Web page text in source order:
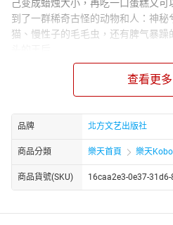
己变成蜡烛大小，再吃一口蛋糕又
到了一群稀奇古怪的动物和人：神
猫、慢性子的毛毛虫，还有脾气暴躁
《彼得·潘》彼得·潘是个永远长不大
着仙子、美人鱼、红皮肤的印第安人
闯入了温蒂的家中，把温蒂和她的
梦幻岛他们在岛上经历了许多惊险
幻岛恋恋不舍，温蒂和她的弟弟们还
一直在孩子的心中流传着
《水孩子》童话的主人公汤姆是一个
少年，汤姆总是被格兰姆斯老板虐待
仙女们的教育和引导下，汤姆变成
查看更多
品牌 北方文艺出版社
商品分類 樂天首頁 樂天
商品貨號(SKU) 16caa2e3-0e37-